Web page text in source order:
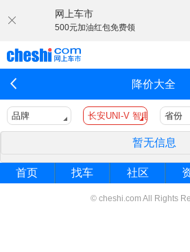
网上车市
500元加油红包免费领
降价大全
品牌 长安UNI-V 智电iDD省份
暂无信息
首页 找车 社区
© cheshi.com All Rights